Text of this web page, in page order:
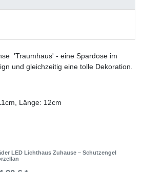
'Traumhaus' - eine Spardose im
und gleichzeitig eine tolle Dekoration.
Länge: 12cm
LED Lichthaus Zuhause – Schutzengel